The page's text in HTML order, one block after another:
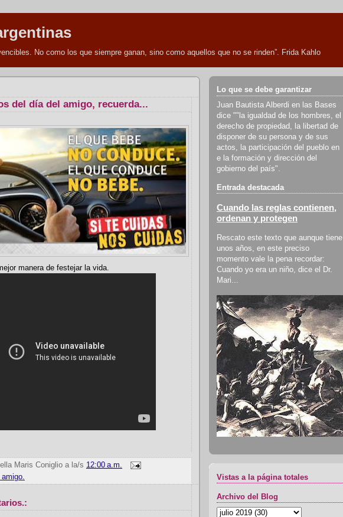
No como los que siempre ganan, sino como aquellos que no se rinden”. Frida Kahlo
del día del amigo, recuerda...
manera de festejar la vida.
Maris Coniglio a la/s 12:00 a.m.
Lo que se debe garantizar
Juan Bautista Alberdi en las Bases
dice ""la igualdad de los hombres, el
derecho de propiedad, la libertad de
disponer de su persona y de sus
actos, la participación del pueblo en
e la formación y dirección del
gobierno del país".
Entrada destacada
Cuando las reglas contienen,
ordenan y protegen
Rescato este texto que aunque tiene
unos años, en este preciso
momento vale la pena recordar:
Cuando yo era un niño, dice el Dr.
Mari...
Vistas a la página totales
Archivo del Blog